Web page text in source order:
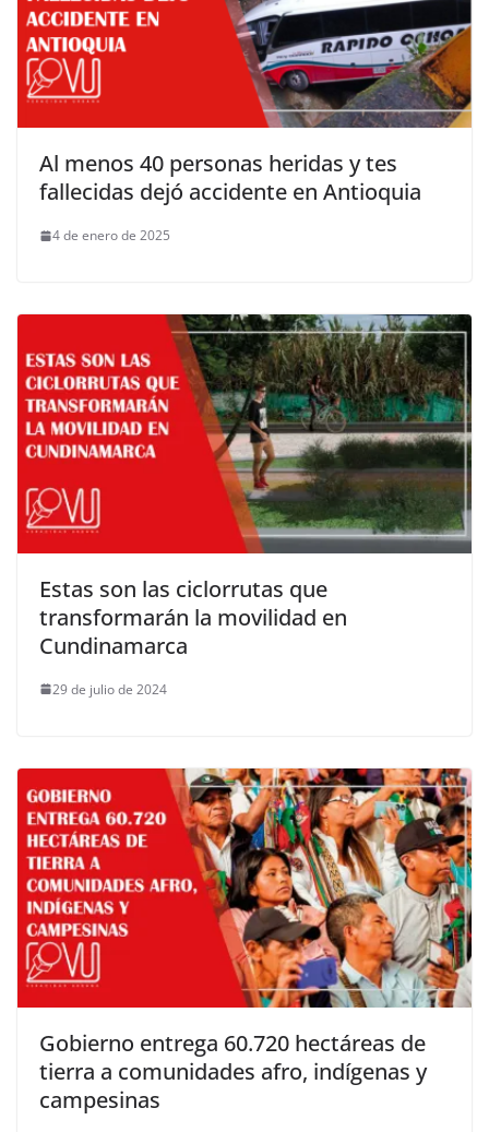
Al menos 40 personas heridas y tes
fallecidas dejó accidente en Antioquia
4 de enero de 2025
Estas son las ciclorrutas que
transformarán la movilidad en
Cundinamarca
29 de julio de 2024
Gobierno entrega 60.720 hectáreas de
tierra a comunidades afro, indígenas y
campesinas